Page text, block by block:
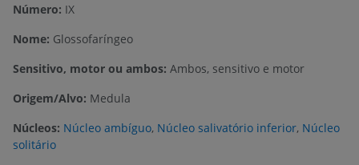
Número: IX
Nome: Glossofaríngeo
Sensitivo, motor ou ambos: Ambos, sensitivo e motor
Origem/Alvo: Medula
Núcleos: Núcleo ambíguo, Núcleo salivatório inferior, Núcleo
solitário